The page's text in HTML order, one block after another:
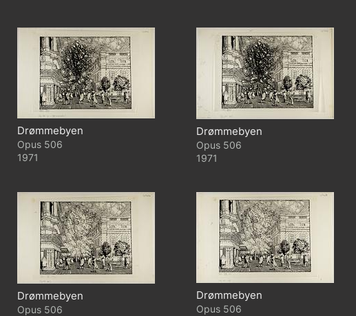
Drømmebyen
506
1971
Drømmebyen
506
1971
Drømmebyen
506
Drømmebyen
506